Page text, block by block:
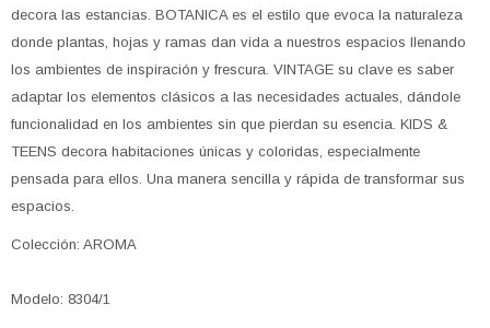
decora las estancias. BOTANICA es el estilo que evoca la naturaleza
donde plantas, hojas y ramas dan vida a nuestros espacios llenando
los ambientes de inspiración y frescura. VINTAGE su clave es saber
adaptar los elementos clásicos a las necesidades actuales, dándole
funcionalidad en los ambientes sin que pierdan su esencia. KIDS &
TEENS decora habitaciones únicas y coloridas, especialmente
pensada para ellos. Una manera sencilla y rápida de transformar sus
espacios.
Colección: AROMA
Modelo: 8304/1